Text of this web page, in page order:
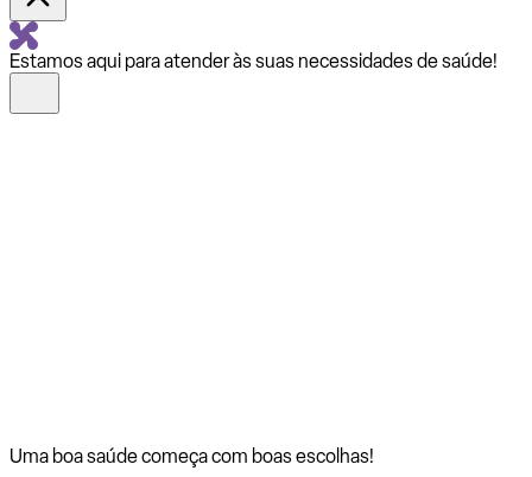
Estamos aqui para atender às suas necessidades de saúde!
Uma boa saúde começa com boas escolhas!